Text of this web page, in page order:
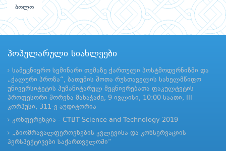
ბოლო
პოპულარული სიახლეები
სამეცნიერო სემინარი თემაზე ქართული პოსტმოდერნიზმი და
„ქალური პროზა“, ბათუმის შოთა რუსთაველის სახელმწიფო
უნივერსიტეტის ჰუმანიტარულ მეცნიერებათა ფაკულტეტის
პროფესორი შორენა მახაჭაძე, 9 ივლისი, 10:00 საათი, III
კორპუსი, 311-ე აუდიტორია
კონფერენცია - CTBT Science and Technology 2019
„ბიომრავალფეროვნების კვლევისა და კონსერვაციის
პერსპექტივები საქართველოში“